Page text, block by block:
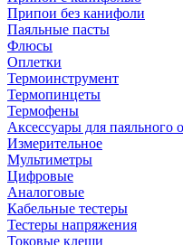
Припои без канифоли
Паяльные пасты
Флюсы
Оплетки
Термоинструмент
Термопинцеты
Термофены
Аксессуары для паяльного
Измерительное
Мультиметры
Цифровые
Аналоговые
Кабельные тестеры
Тестеры напряжения
Токовые клещи